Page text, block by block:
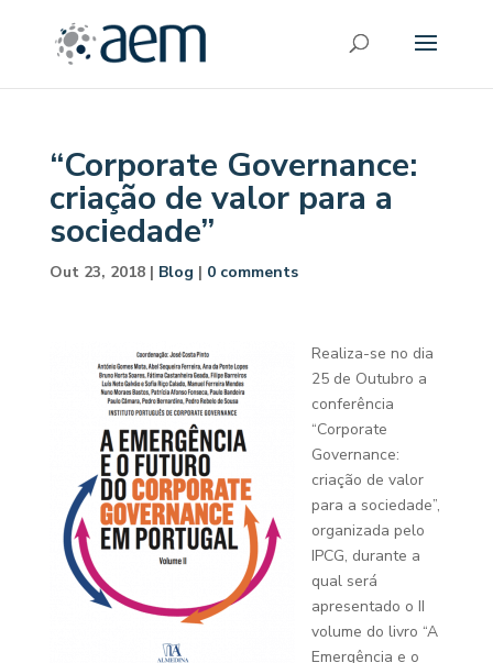
“Corporate Governance:
criação de valor para a
sociedade”
Out 23, 2018| Blog | 0 comments
Realiza-se no dia
25 de Outubro a
conferência
“Corporate
Governance:
criação de valor
para a sociedade”,
organizada pelo
IPCG, durante a
qual será
apresentado o II
volume do livro “A
Emergência e o